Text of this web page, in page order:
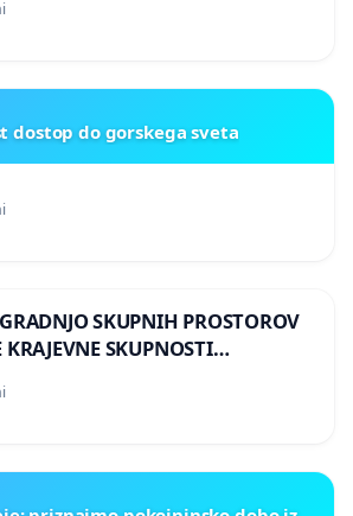
dostop do gorskega sveta
SKUPNIH PROSTOROV
KRAJEVNE SKUPNOSTI